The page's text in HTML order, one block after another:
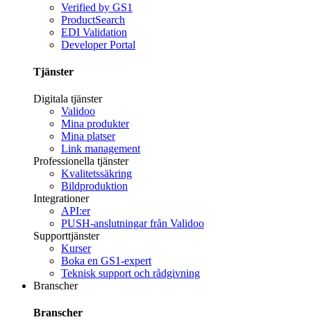
Verified by GS1
ProductSearch
EDI Validation
Developer Portal
Tjänster
Digitala tjänster
Validoo
Mina produkter
Mina platser
Link management
Professionella tjänster
Kvalitetssäkring
Bildproduktion
Integrationer
API:er
PUSH-anslutningar från Validoo
Supporttjänster
Kurser
Boka en GS1-expert
Teknisk support och rådgivning
Branscher
Branscher